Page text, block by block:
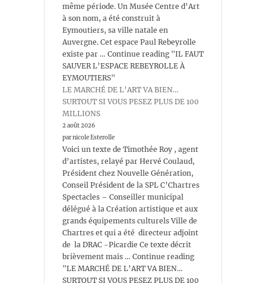
même période. Un Musée Centre d’Art
à son nom, a été construit à
Eymoutiers, sa ville natale en
Auvergne. Cet espace Paul Rebeyrolle
existe par … Continue reading "IL FAUT
SAUVER L’ESPACE REBEYROLLE À
EYMOUTIERS"
LE MARCHÉ DE L’ART VA BIEN…
SURTOUT SI VOUS PESEZ PLUS DE 100
MILLIONS
2 août 2026
par nicole Esterolle
Voici un texte de Timothée Roy , agent
d’artistes, relayé par Hervé Coulaud,
Président chez Nouvelle Génération,
Conseil Président de la SPL C’Chartres
Spectacles – Conseiller municipal
délégué à la Création artistique et aux
grands équipements culturels Ville de
Chartres et qui a été directeur adjoint
de la DRAC -Picardie Ce texte décrit
brièvement mais … Continue reading
"LE MARCHÉ DE L’ART VA BIEN…
SURTOUT SI VOUS PESEZ PLUS DE 100